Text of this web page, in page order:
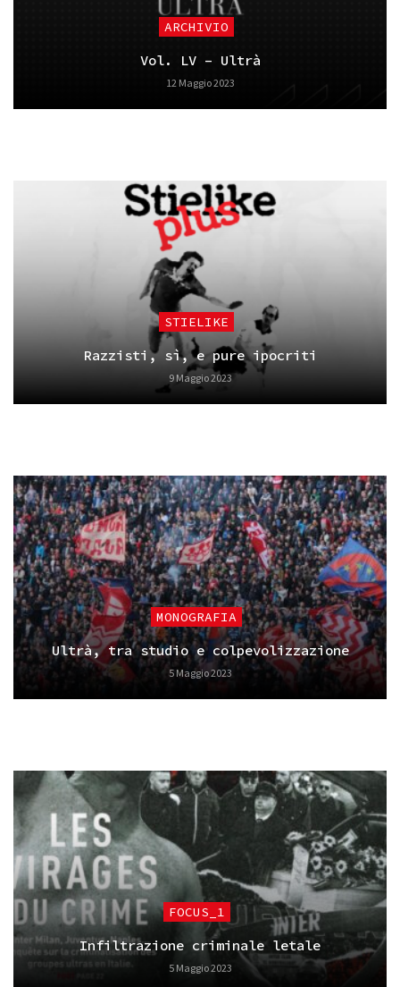
ARCHIVIO
Vol. LV – Ultrà
12 Maggio 2023
STIELIKE
Razzisti, sì, e pure ipocriti
9 Maggio 2023
MONOGRAFIA
Ultrà, tra studio e colpevolizzazione
5 Maggio 2023
FOCUS_1
Infiltrazione criminale letale
5 Maggio 2023